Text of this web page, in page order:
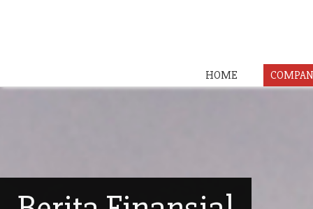
HOME